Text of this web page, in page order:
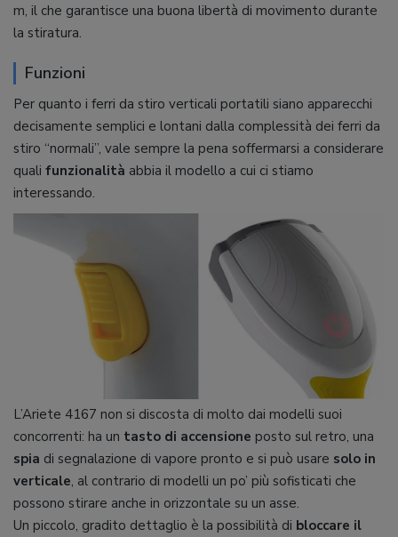
m, il che garantisce una buona libertà di movimento durante
la stiratura.
Funzioni
Per quanto i ferri da stiro verticali portatili siano apparecchi
decisamente semplici e lontani dalla complessità dei ferri da
stiro “normali”, vale sempre la pena soffermarsi a considerare
quali funzionalità abbia il modello a cui ci stiamo
interessando.
L’Ariete 4167 non si discosta di molto dai modelli suoi
concorrenti: ha un tasto di accensione posto sul retro, una
spia di segnalazione di vapore pronto e si può usare solo in
verticale, al contrario di modelli un po’ più sofisticati che
possono stirare anche in orizzontale su un asse.
Un piccolo, gradito dettaglio è la possibilità di bloccare il